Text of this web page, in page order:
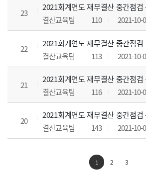
23
2021회계연도 재무결산 중간점검
결산교육팀
110 2021-10-
22
2021회계연도 재무결산 중간점검
결산교육팀
113 2021-10-
21
2021회계연도 재무결산 중간점검
결산교육팀
116 2021-10-
20
2021회계연도 재무결산 중간점검
결산교육팀
143 2021-10-
1 2 3